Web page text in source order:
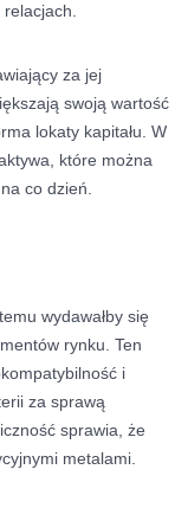
za jej
swoją wartość
lokaty kapitału. W
które można
co dzień.
wydawałby się
rynku. Ten
i
za sprawą
sprawia, że
metalami.